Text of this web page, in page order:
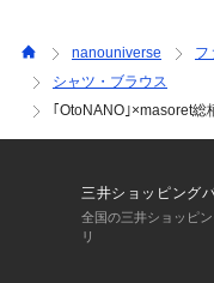
ができる「大人のガイド
■サイズ感
・「OtoNANO」シリー
サイズ感
【推奨サイズ】
Sサイズ: 163-170cm
Mサイズ: 168-175cm
nanouniverse フ
シャツ・ブラウス
｢OtoNANO｣×masoret総
三井ショッピング
全国の三井ショッピ
リ